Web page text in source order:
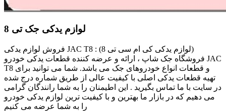
لوازم یدکی جک تی 8
فروش لوازم یدکی JAC T8 : (لوازم یدکی کی ام سی تی 8)
فروشگاه جک شاپ ، ارائه و عرضه کننده قطعات یدکی خودرو JAC
T8 و قطعات انواع خودروهای جک می باشد. شما می توانید برای
تهیه قطعات یدکی اصلی با کیفیت عالی از طریق شماره درج شده
در سایت با ما تماس بگیرید . این اطیمنان را به شما رانندگان گرامی
می دهیم که در بازار ما بهترین و با کیفیت ترین لوازم یدکی خودرو
را به شما عرضه می کنیم